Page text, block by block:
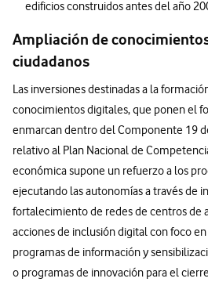
edificios construidos antes del año
Ampliación de
ciudadanos
Las inversiones destinadas a la
conocimientos digitales, que ponen el
enmarcan dentro del Componente 19
relativo al Plan Nacional de
económica supone un refuerzo a los
ejecutando las autonomías a través de
fortalecimiento de redes de centros de
acciones de inclusión digital con foco
programas de información y
o programas de innovación para el